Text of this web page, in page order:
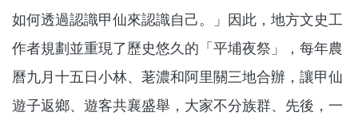
如何透過認識甲仙來認識自己。」因此，地方文史工
作者規劃並重現了歷史悠久的「平埔夜祭」，每年農
曆九月十五日小林、荖濃和阿里關三地合辦，讓甲仙
遊子返鄉、遊客共襄盛舉，大家不分族群、先後，一